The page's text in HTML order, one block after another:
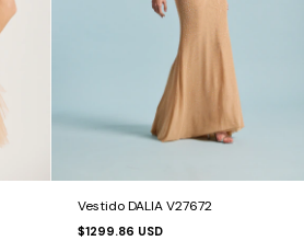
Vestido DALIA V27672
$1299.86 USD